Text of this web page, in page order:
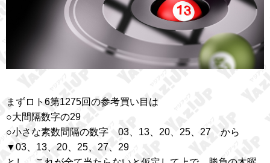
まずロト6第1275回の参考買い目は
○大間隔数字の29
○小さな素数間隔の数字 03、13、20、25、27 から
▼03、13、20、25、27、29